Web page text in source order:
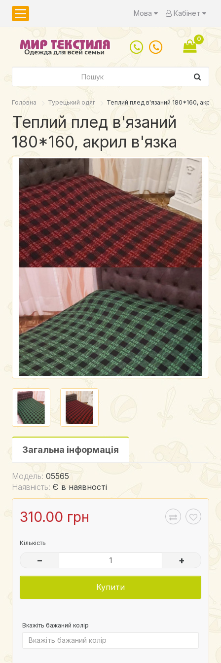
Мова Кабінет
0
Головна Турецький одяг Теплий плед в'язаний 180*160, акрил
Теплий плед в'язаний
180*160, акрил в'язка
Загальна інформація
Модель: 05565
Наявність: Є в наявності
310.00 грн
Кількість
– +
Купити
Вкажіть бажаний колір